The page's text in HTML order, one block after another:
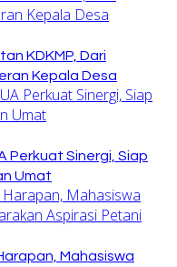
KDKMP, Dari
Kepala Desa
Perkuat Sinergi, Siap
Umat
Mahasiswa